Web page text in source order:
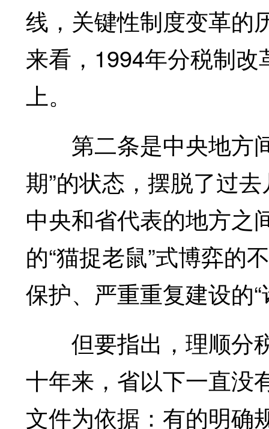
线，关键性制度变革的
来看，1994年分税制
上。
第二条是中央地方间
期”的状态，摆脱了过
中央和省代表的地方之
的“猫捉老鼠”式博弈的
保护、严重重复建设的
但要指出，理顺分
十年来，省以下一直没
文件为依据：有的明确